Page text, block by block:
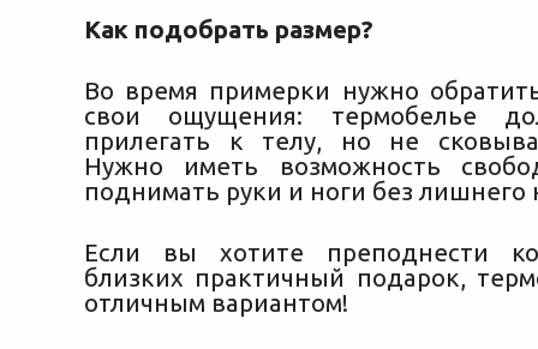
Как подобрать размер?
Во время примерки нужно
свои ощущения: термобелье
прилегать к телу, но не
Нужно иметь возможность
поднимать руки и ноги без лишнего
Если вы хотите преподнести
близких практичный подарок,
отличным вариантом!